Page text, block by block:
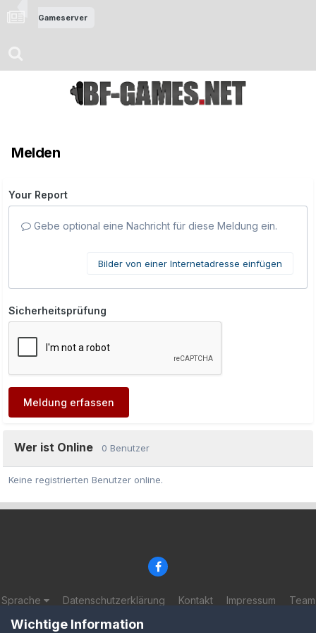
Gameserver
Melden
Your Report
Gebe optional eine Nachricht für diese Meldung ein.
Bilder von einer Internetadresse einfügen
Sicherheitsprüfung
Meldung erfassen
Wer ist Online 0 Benutzer
Keine registrierten Benutzer online.
Sprache Datenschutzerklärung Kontakt Impressum Team
© 2002-2025 BF-Games.net
Powered by Invision Community
Wichtige Information